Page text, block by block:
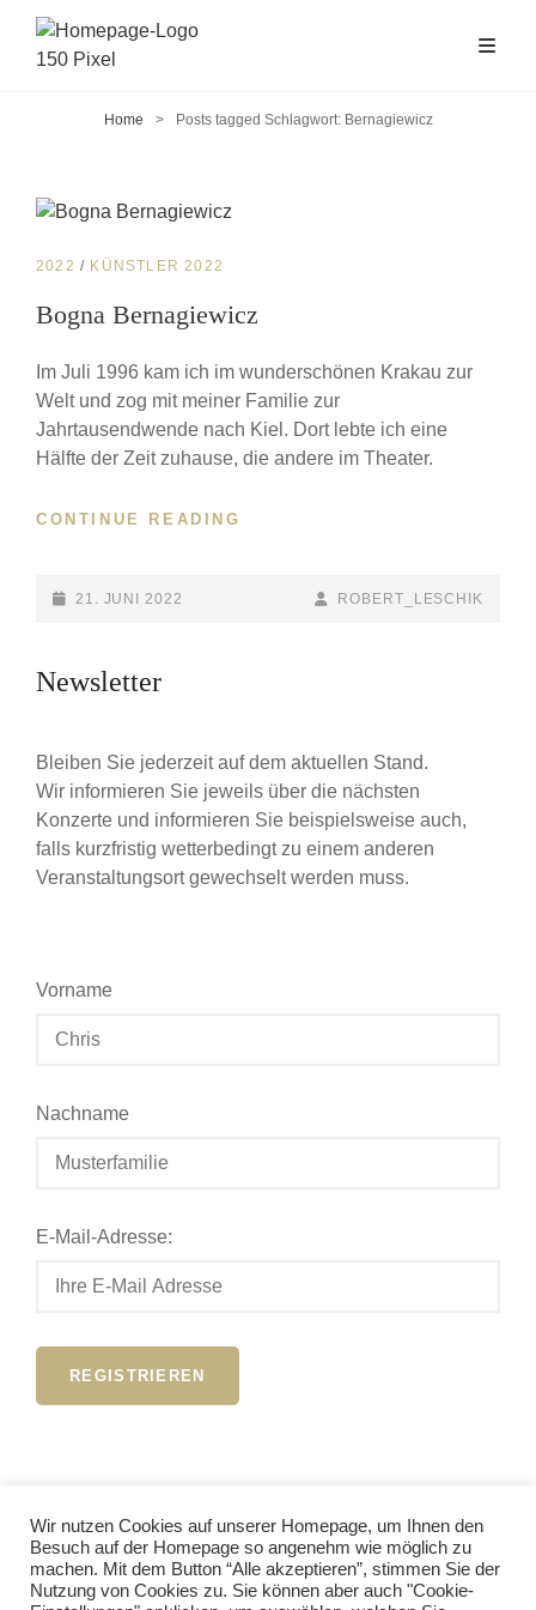
Home > Posts tagged Schlagwort: Bernagiewicz
CAT
2022 / KÜNSTLER 2022
Bogna Bernagiewicz
Im Juli 1996 kam ich im wunderschönen Krakau zur
Welt und zog mit meiner Familie zur
Jahrtausendwende nach Kiel. Dort lebte ich eine
Hälfte der Zeit zuhause, die andere im Theater.
CONTINUE READING
POSTED-
21. JUNI 2022
BY
BYLINE
ROBERT_LESCHIK
Newsletter
Bleiben Sie jederzeit auf dem aktuellen Stand.
Wir informieren Sie jeweils über die nächsten
Konzerte und informieren Sie beispielsweise auch,
falls kurzfristig wetterbedingt zu einem anderen
Veranstaltungsort gewechselt werden muss.
Vorname
Nachname
E-Mail-Adresse:
Anmelden
Wir nutzen Cookies auf unserer Homepage, um Ihnen den
Besuch auf der Homepage so angenehm wie möglich zu
machen. Mit dem Button “Alle akzeptieren”, stimmen Sie der
Nutzung von Cookies zu. Sie können aber auch "Cookie-